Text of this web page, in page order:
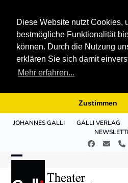
Diese Website nutzt Cookies,
bestmögliche Funktionalität
können. Durch die Nutzung
erklären Sie sich damit
Mehr erfahren...
Zustimmen
JOHANNES GALLI GALLI VERLAG
Facebook
E-